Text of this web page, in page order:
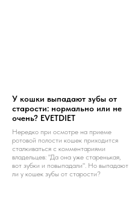
У кошки выпадают зубы от
старости: нормально или не
очень? EVETDIET
Нередко при осмотре на приеме
ротовой полости кошек приходится
сталкиваться с комментариями
владельцев: "Да она уже старенькая,
вот зубки и повыпадали". Но выпадают
ли у кошек зубы от старости?